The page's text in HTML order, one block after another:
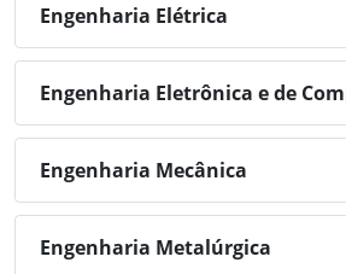
Engenharia Elétrica
Engenharia Eletrônica e de
Engenharia Mecânica
Engenharia Metalúrgica